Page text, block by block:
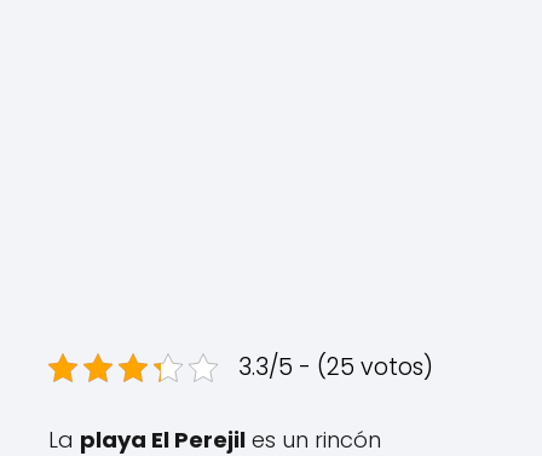
3.3/5 - (25 votos)
La playa El Perejil es un rincón